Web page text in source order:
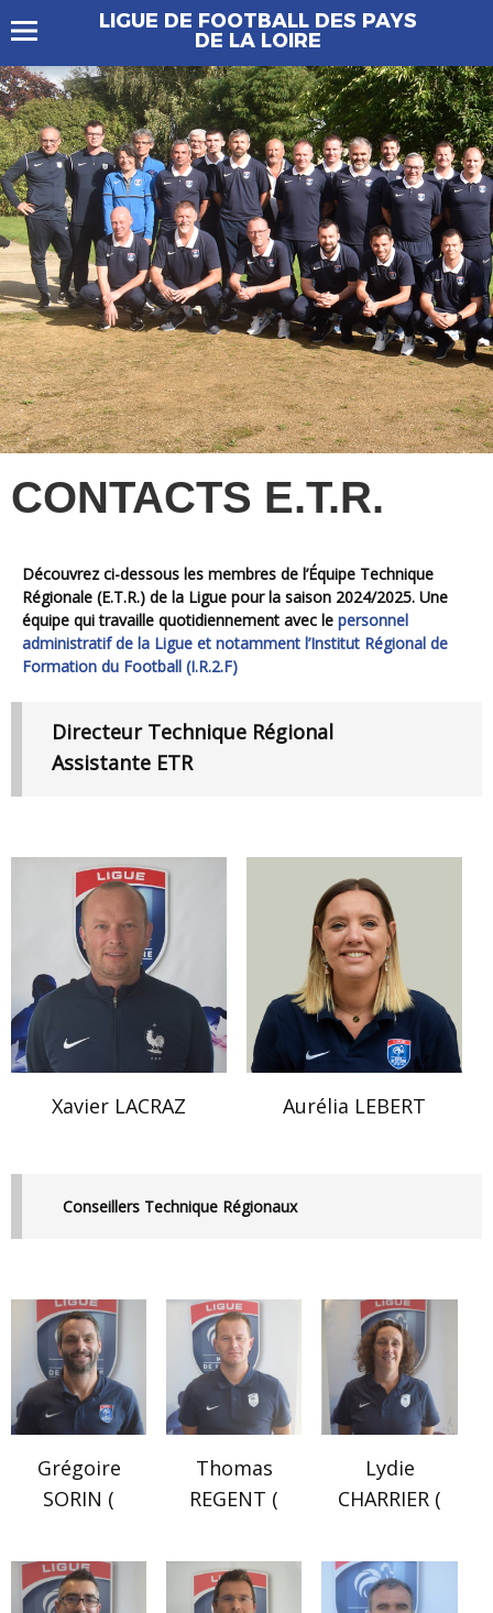
LIGUE DE FOOTBALL DES PAYS
DE LA LOIRE
CONTACTS E.T.R.
Découvrez ci-dessous les membres de l’Équipe Technique
Régionale (E.T.R.) de la Ligue pour la saison 2024/2025. Une
équipe qui travaille quotidiennement avec le personnel
administratif de la Ligue et notamment l’Institut Régional de
Formation du Football (I.R.2.F)
Directeur Technique Régional
Assistante ETR
Xavier LACRAZ Aurélia LEBERT
Conseillers Technique Régionaux
Grégoire
SORIN (
Thomas
REGENT (
Lydie
CHARRIER (